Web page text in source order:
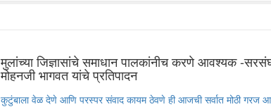
मुलांच्या जिज्ञासांचे समाधान पालकांनीच करणे आवश्यक -
मोहनजी भागवत यांचे प्रतिपादन
कुटुंबाला वेळ देणे आणि परस्पर संवाद कायम ठेवणे ही आजची सर्वात मोठी गरज